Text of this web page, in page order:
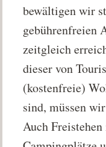
bewältigen wir
gebührenfreien
zeitgleich
dieser von
(kostenfreie)
sind, müssen
Auch